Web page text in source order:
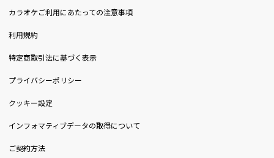
カラオケご利用にあたっての注意事項
利用規約
特定商取引法に基づく表示
プライバシーポリシー
クッキー設定
インフォマティブデータの取得について
ご契約方法